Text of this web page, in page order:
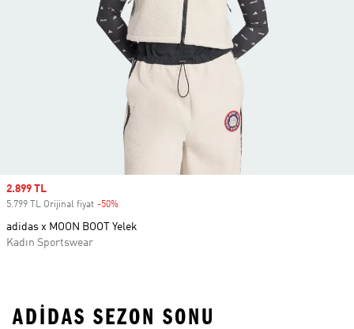
Sale price
2.899 TL
5.799 TL Orijinal fiyat -50%
adidas x MOON BOOT Yelek
Kadın Sportswear
ADIDAS SEZON SONU